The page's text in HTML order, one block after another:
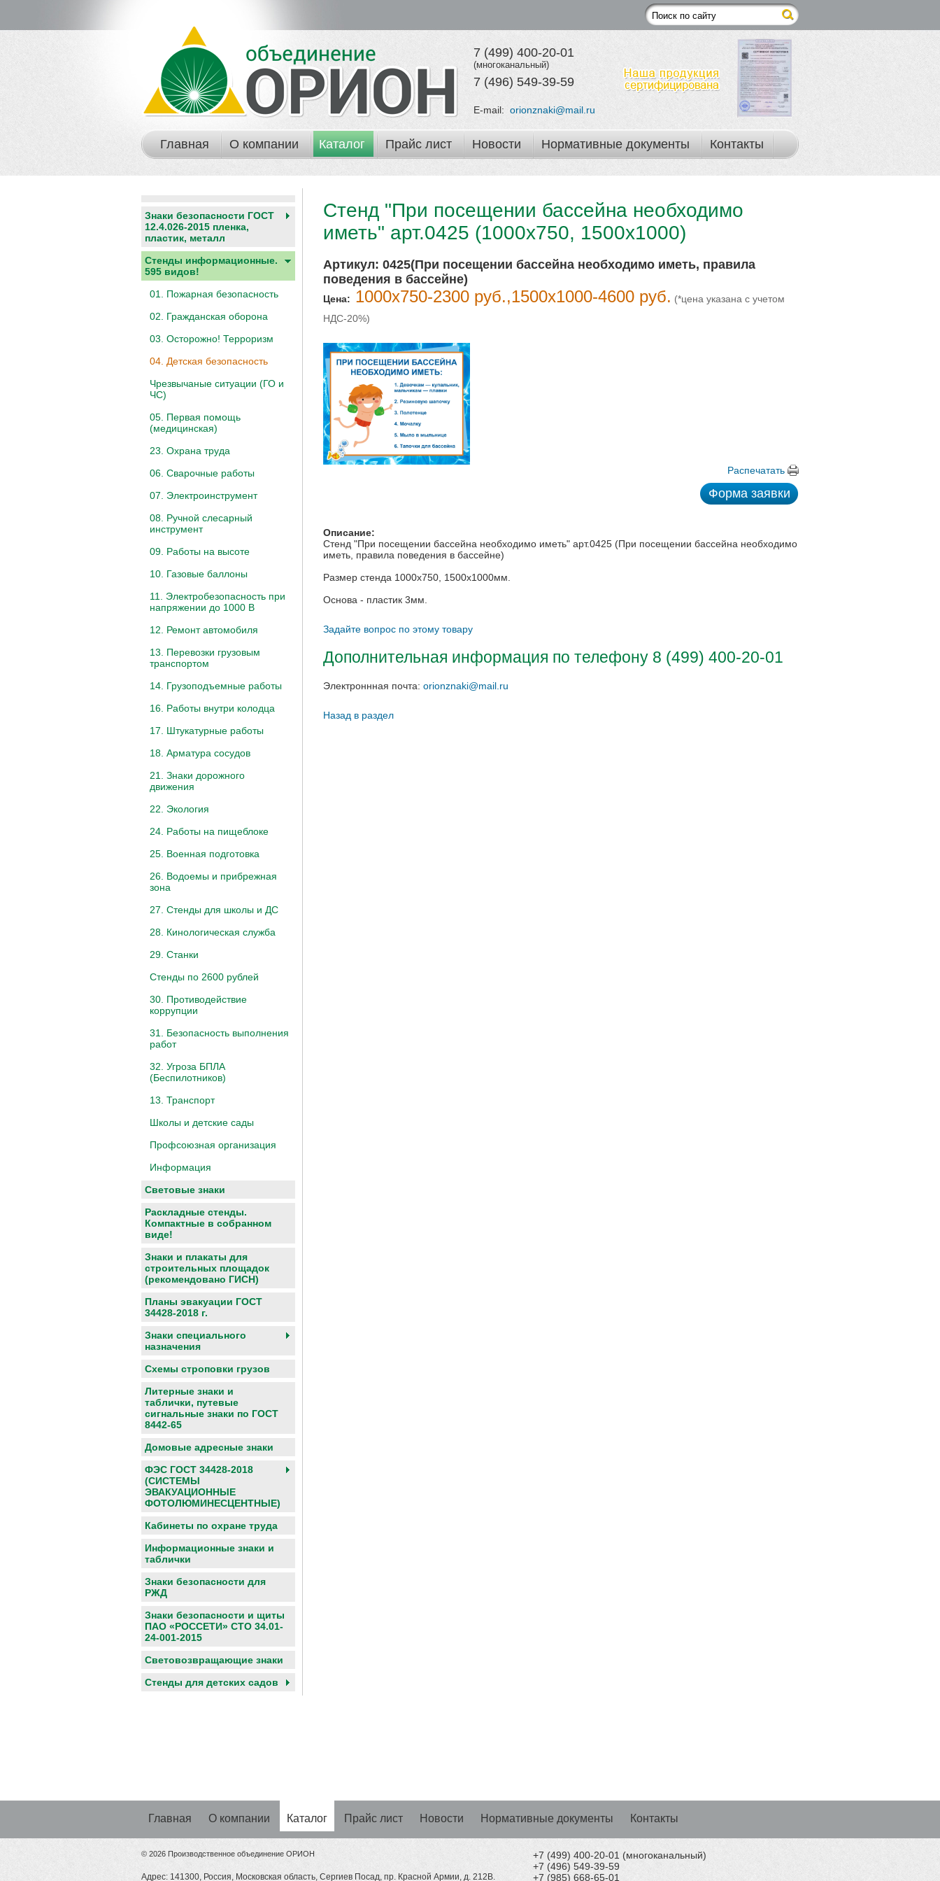
7 (499) 400-20-01
(многоканальный)
7 (496) 549-39-59
E-mail: orionznaki@mail.ru
Главная О компании Каталог Прайс лист Новости Нормативные документы Контакты
Знаки безопасности ГОСТ
12.4.026-2015 пленка,
пластик, металл
Стенды информационные.
595 видов!
01. Пожарная безопасность
02. Гражданская оборона
03. Осторожно! Терроризм
04. Детская безопасность
Чрезвычаные ситуации (ГО и
ЧС)
05. Первая помощь
(медицинская)
23. Охрана труда
06. Сварочные работы
07. Электроинструмент
08. Ручной слесарный
инструмент
09. Работы на высоте
10. Газовые баллоны
11. Электробезопасность при
напряжении до 1000 В
12. Ремонт автомобиля
13. Перевозки грузовым
транспортом
14. Грузоподъемные работы
16. Работы внутри колодца
17. Штукатурные работы
18. Арматура сосудов
21. Знаки дорожного
движения
22. Экология
24. Работы на пищеблоке
25. Военная подготовка
26. Водоемы и прибрежная
зона
27. Стенды для школы и ДС
28. Кинологическая служба
29. Станки
Стенды по 2600 рублей
30. Противодействие
коррупции
31. Безопасность выполнения
работ
32. Угроза БПЛА
(Беспилотников)
13. Транспорт
Школы и детские сады
Профсоюзная организация
Информация
Световые знаки
Раскладные стенды.
Компактные в собранном
виде!
Знаки и плакаты для
строительных площадок
(рекомендовано ГИСН)
Планы эвакуации ГОСТ
34428-2018 г.
Знаки специального
назначения
Схемы строповки грузов
Литерные знаки и
таблички, путевые
сигнальные знаки по ГОСТ
8442-65
Домовые адресные знаки
ФЭС ГОСТ 34428-2018
(СИСТЕМЫ
ЭВАКУАЦИОННЫЕ
ФОТОЛЮМИНЕСЦЕНТНЫЕ)
Кабинеты по охране труда
Информационные знаки и
таблички
Знаки безопасности для
РЖД
Знаки безопасности и щиты
ПАО «РОССЕТИ» СТО 34.01-
24-001-2015
Световозвращающие знаки
Cтенды для детских садов
Стенд "При посещении бассейна необходимо
иметь" арт.0425 (1000х750, 1500х1000)
Артикул: 0425(При посещении бассейна необходимо иметь, правила
поведения в бассейне)
Цена: 1000х750-2300 руб.,1500х1000-4600 руб. (*цена указана с учетом
НДС-20%)
Распечатать
Форма заявки
Описание:
Стенд "При посещении бассейна необходимо иметь" арт.0425 (При посещении бассейна необходимо
иметь, правила поведения в бассейне)
Размер стенда 1000х750, 1500х1000мм.
Основа - пластик 3мм.
Задайте вопрос по этому товару
Дополнительная информация по телефону 8 (499) 400-20-01
Электроннная почта: orionznaki@mail.ru
Назад в раздел
Главная О компании Каталог Прайс лист Новости Нормативные документы Контакты
© 2026 Производственное объединение ОРИОН
Адрес: 141300, Россия, Московская область, Сергиев Посад, пр. Красной Армии, д. 212В.
+7 (499) 400-20-01 (многоканальный)
+7 (496) 549-39-59
+7 (985) 668-65-01